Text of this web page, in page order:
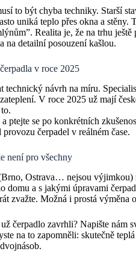
to být chyba techniky. Starší
uniká teplo přes okna a stěny.
Realita je, že na trhu
detailní posouzení kašlou.
v roce 2025
technický návrh na míru.
V roce 2025 už mají
ptejte se po konkrétních
čerpadel v reálném čase.
není pro všechny
Ostrava… nejsou výjimkou)
domu a s jakými úpravami
zvažte. Možná i prostá výměna
už čerpadlo zavrhli? Napište
na to zapomněli: skutečně